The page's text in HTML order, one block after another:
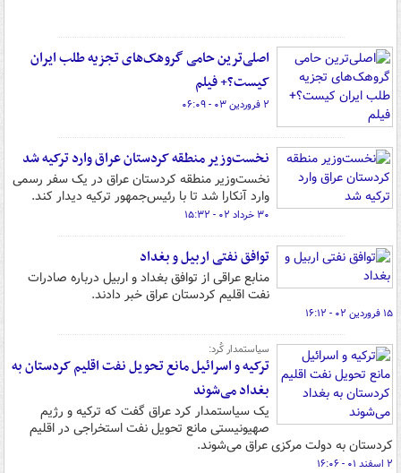
اصلی‌ترین حامی گروهک‌های تجزیه طلب ایران
کیست؟+ فیلم
۲ فروردین ۰۳ - ۰۶:۰۹
نخست‌وزیر منطقه کردستان عراق وارد ترکیه شد
نخست‌وزیر منطقه کردستان عراق در یک سفر رسمی
وارد آنکارا شد تا با رئیس‌جمهور ترکیه دیدار کند.
۳۰ خرداد ۰۲ - ۱۵:۳۲
توافق نفتی اربیل و بغداد
منابع عراقی از توافق بغداد و اربیل درباره صادرات
نفت اقلیم کردستان عراق خبر دادند.
۱۵ فروردین ۰۲ - ۱۶:۱۲
سیاستمدار کُرد:
ترکیه و اسرائیل مانع تحویل نفت اقلیم کردستان به
بغداد می‌شوند
یک سیاستمدار کرد عراق گفت که ترکیه و رژیم
صهیونیستی مانع تحویل نفت استخراجی در اقلیم
کردستان به دولت مرکزی عراق می‌شوند.
۲ اسفند ۰۱ - ۱۶:۰۶